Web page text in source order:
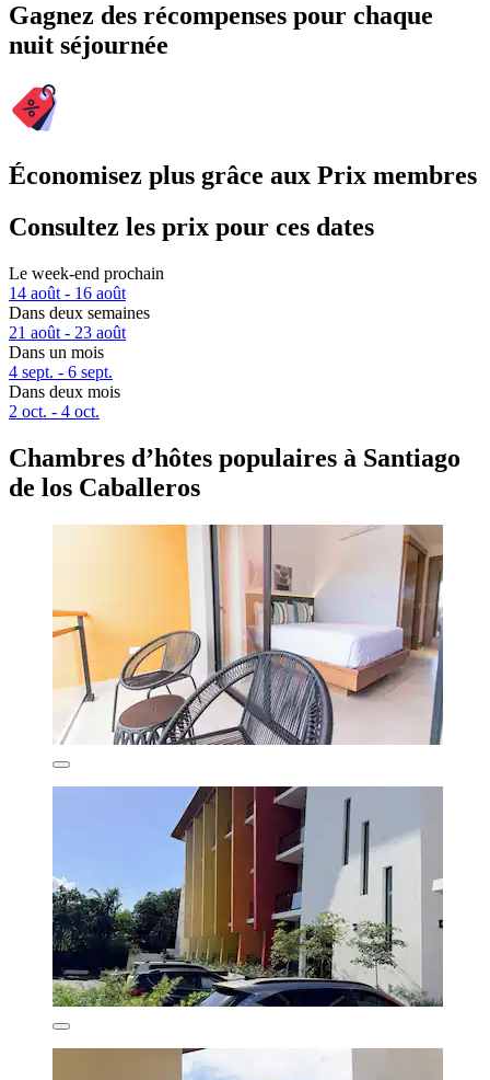
Gagnez des récompenses pour chaque
nuit séjournée
Économisez plus grâce aux Prix membres
Consultez les prix pour ces dates
Le week-end prochain
14 août - 16 août
Dans deux semaines
21 août - 23 août
Dans un mois
4 sept. - 6 sept.
Dans deux mois
2 oct. - 4 oct.
Chambres d’hôtes populaires à Santiago
de los Caballeros